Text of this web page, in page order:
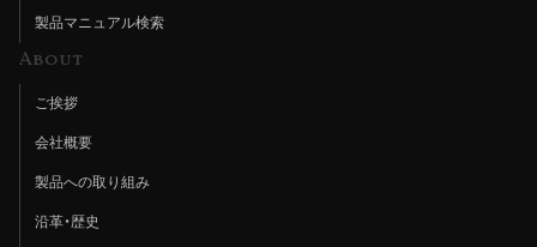
製品マニュアル検索
About
ご挨拶
会社概要
製品への取り組み
沿革・歴史